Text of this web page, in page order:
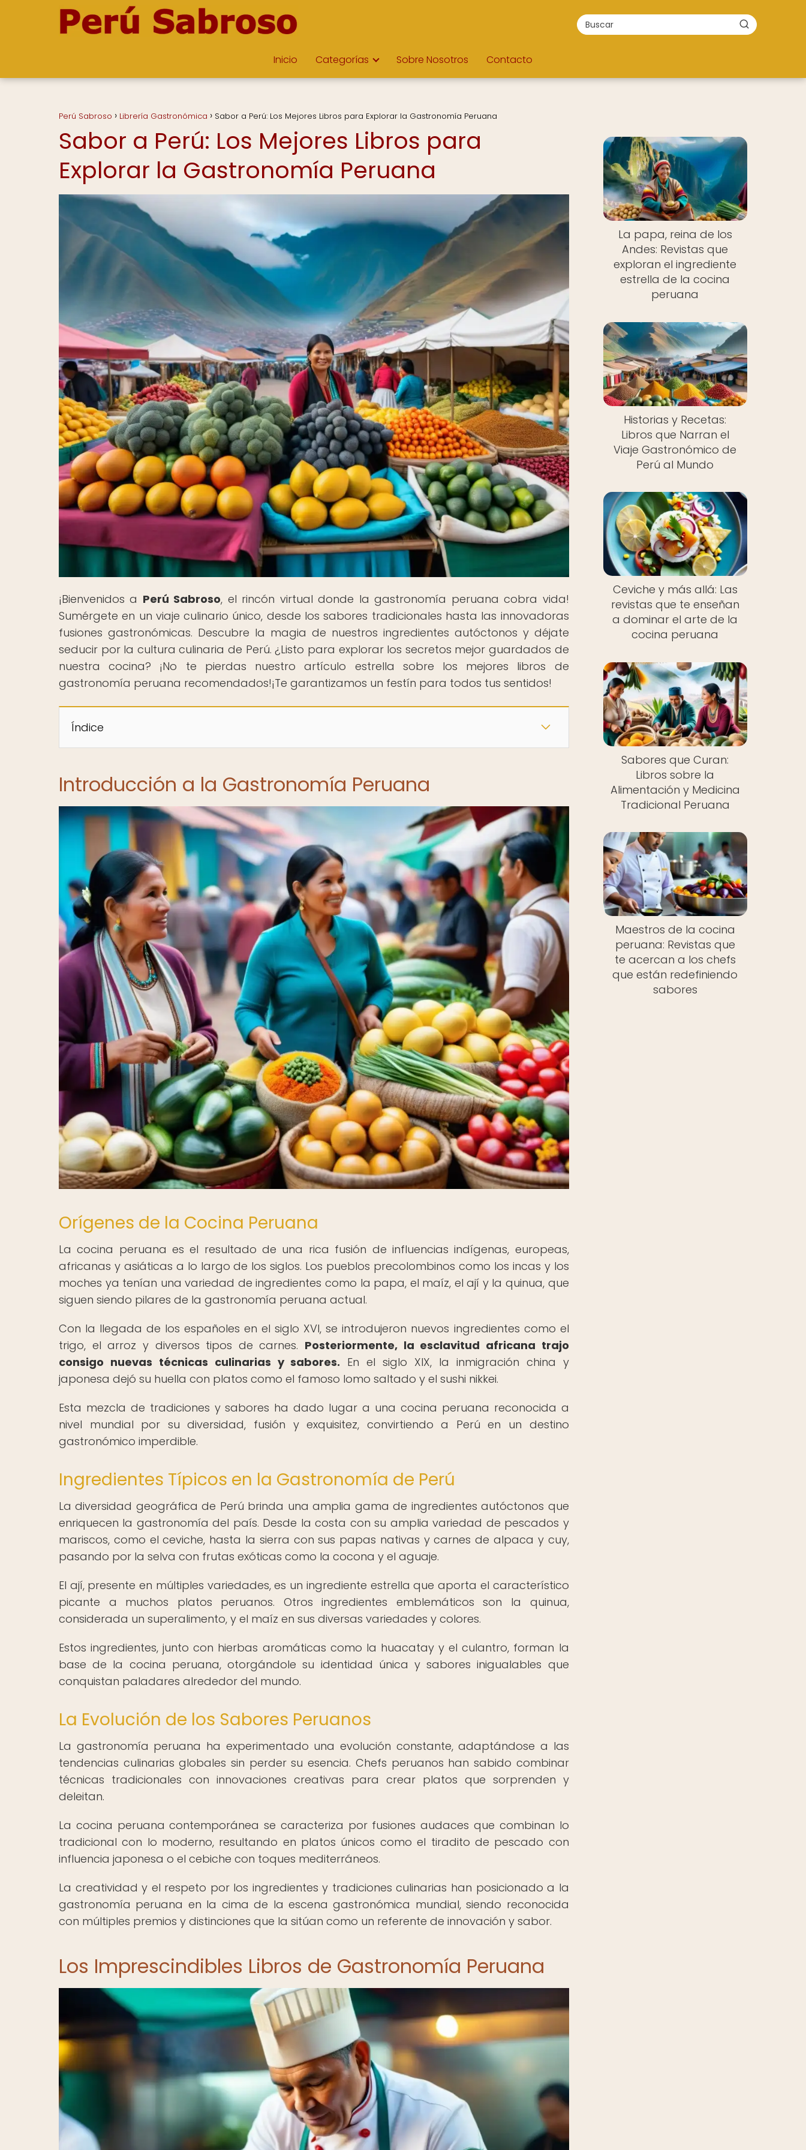
Inicio Categorías Sobre Nosotros Contacto
Perú Sabroso Librería Gastronómica Sabor a Perú: Los Mejores Libros para Explorar la Gastronomía Peruana
Sabor a Perú: Los Mejores Libros para
Explorar la Gastronomía Peruana
¡Bienvenidos a Perú Sabroso, el rincón virtual donde la gastronomía peruana cobra vida!
Sumérgete en un viaje culinario único, desde los sabores tradicionales hasta las innovadoras
fusiones gastronómicas. Descubre la magia de nuestros ingredientes autóctonos y déjate
seducir por la cultura culinaria de Perú. ¿Listo para explorar los secretos mejor guardados de
nuestra cocina? ¡No te pierdas nuestro artículo estrella sobre los mejores libros de
gastronomía peruana recomendados!¡Te garantizamos un festín para todos tus sentidos!
Índice
Introducción a la Gastronomía Peruana
Orígenes de la Cocina Peruana
La cocina peruana es el resultado de una rica fusión de influencias indígenas, europeas,
africanas y asiáticas a lo largo de los siglos. Los pueblos precolombinos como los incas y los
moches ya tenían una variedad de ingredientes como la papa, el maíz, el ají y la quinua, que
siguen siendo pilares de la gastronomía peruana actual.
Con la llegada de los españoles en el siglo XVI, se introdujeron nuevos ingredientes como el
trigo, el arroz y diversos tipos de carnes. Posteriormente, la esclavitud africana trajo
consigo nuevas técnicas culinarias y sabores. En el siglo XIX, la inmigración china y
japonesa dejó su huella con platos como el famoso lomo saltado y el sushi nikkei.
Esta mezcla de tradiciones y sabores ha dado lugar a una cocina peruana reconocida a
nivel mundial por su diversidad, fusión y exquisitez, convirtiendo a Perú en un destino
gastronómico imperdible.
Ingredientes Típicos en la Gastronomía de Perú
La diversidad geográfica de Perú brinda una amplia gama de ingredientes autóctonos que
enriquecen la gastronomía del país. Desde la costa con su amplia variedad de pescados y
mariscos, como el ceviche, hasta la sierra con sus papas nativas y carnes de alpaca y cuy,
pasando por la selva con frutas exóticas como la cocona y el aguaje.
El ají, presente en múltiples variedades, es un ingrediente estrella que aporta el característico
picante a muchos platos peruanos. Otros ingredientes emblemáticos son la quinua,
considerada un superalimento, y el maíz en sus diversas variedades y colores.
Estos ingredientes, junto con hierbas aromáticas como la huacatay y el culantro, forman la
base de la cocina peruana, otorgándole su identidad única y sabores inigualables que
conquistan paladares alrededor del mundo.
La Evolución de los Sabores Peruanos
La gastronomía peruana ha experimentado una evolución constante, adaptándose a las
tendencias culinarias globales sin perder su esencia. Chefs peruanos han sabido combinar
técnicas tradicionales con innovaciones creativas para crear platos que sorprenden y
deleitan.
La cocina peruana contemporánea se caracteriza por fusiones audaces que combinan lo
tradicional con lo moderno, resultando en platos únicos como el tiradito de pescado con
influencia japonesa o el cebiche con toques mediterráneos.
La creatividad y el respeto por los ingredientes y tradiciones culinarias han posicionado a la
gastronomía peruana en la cima de la escena gastronómica mundial, siendo reconocida
con múltiples premios y distinciones que la sitúan como un referente de innovación y sabor.
Los Imprescindibles Libros de Gastronomía Peruana
La papa, reina de los
Andes: Revistas que
exploran el ingrediente
estrella de la cocina
peruana
Historias y Recetas:
Libros que Narran el
Viaje Gastronómico de
Perú al Mundo
Ceviche y más allá: Las
revistas que te enseñan
a dominar el arte de la
cocina peruana
Sabores que Curan:
Libros sobre la
Alimentación y Medicina
Tradicional Peruana
Maestros de la cocina
peruana: Revistas que
te acercan a los chefs
que están redefiniendo
sabores